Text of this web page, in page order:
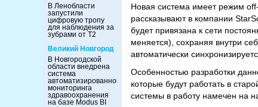
В Ленобласти
запустили
цифровую тропу
для наблюдения за
зубрами от Т2
Великий Новгород
В Новгородской
области внедрена
система
автоматизированного
мониторинга
здравоохранения
на базе Modus BI
Новая система имеет режим
рассказывают в компании
будет привязана к сети
меняется), сохраняя внутри
автоматически
Особенностью разработки
которые будут работать в
системы в работу намечен на